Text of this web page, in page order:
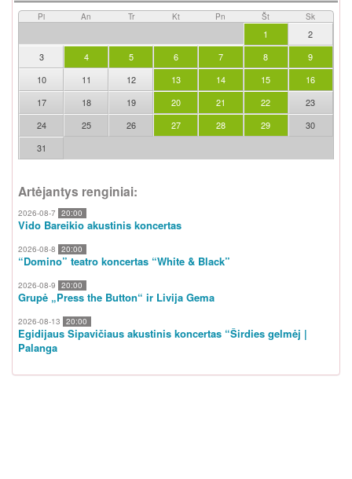
Pi An Tr Kt Pn Št Sk
1
2
3
4 5 6 7 8
9
10
11 12 13 14 15
16
17
18 19 20 21 22
23
24
25 26 27 28 29
30
31
Artėjantys renginiai:
2026-08-7 20:00
Vido Bareikio akustinis koncertas
2026-08-8 20:00
“Domino” teatro koncertas “White & Black”
2026-08-9 20:00
Grupė „Press the Button“ ir Livija Gema
2026-08-13 20:00
Egidijaus Sipavičiaus akustinis koncertas “Širdies gelmėj |
Palanga